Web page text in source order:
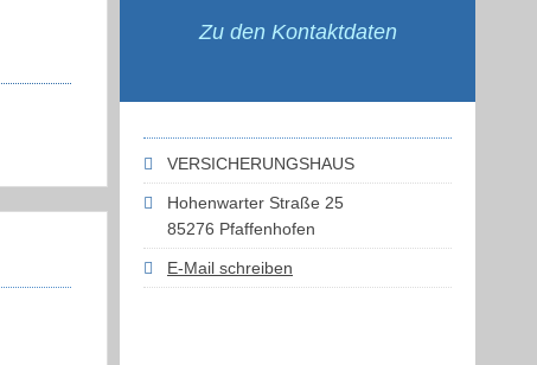
Zu den Kontaktdaten
VERSICHERUNGSHAUS
Hohenwarter Straße 25
85276 Pfaffenhofen
E-Mail schreiben